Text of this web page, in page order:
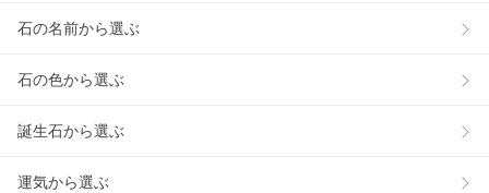
石の名前から選ぶ
石の色から選ぶ
誕生石から選ぶ
運気から選ぶ